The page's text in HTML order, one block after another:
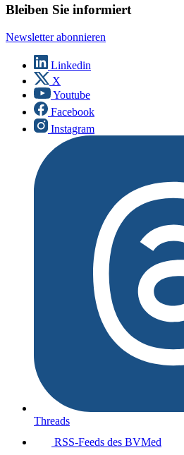
Bleiben Sie informiert
Newsletter abonnieren
Linkedin
X
Youtube
Facebook
Instagram
Threads
RSS-Feeds des BVMed